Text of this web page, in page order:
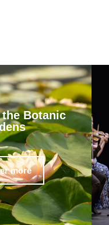
Botanic
more